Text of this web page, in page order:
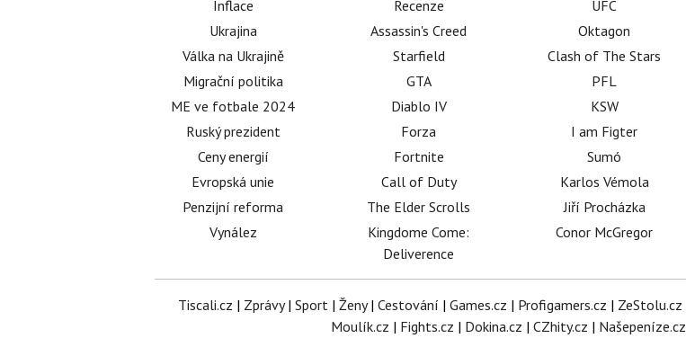
Inflace
Ukrajina
Válka na Ukrajině
Migrační politika
ME ve fotbale 2024
Ruský prezident
Ceny energií
Evropská unie
Penzijní reforma
Vynález
Recenze
Assassin's Creed
Starfield
GTA
Diablo IV
Forza
Fortnite
Call of Duty
The Elder Scrolls
Kingdome Come:
Deliverence
UFC
Oktagon
Clash of The Stars
PFL
KSW
I am Figter
Sumó
Karlos Vémola
Jiří Procházka
Conor McGregor
Tiscali.cz | Zprávy| Sport| Ženy| Cestování | Games.cz | Profigamers.cz | ZeStolu.cz
Moulík.cz | Fights.cz | Dokina.cz | CZhity.cz | Našepeníze.cz